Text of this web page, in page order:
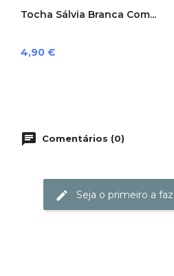
Tocha Sálvia Branca Com...
Preço
4,90 €
Comentários (0)
Seja o primeiro a